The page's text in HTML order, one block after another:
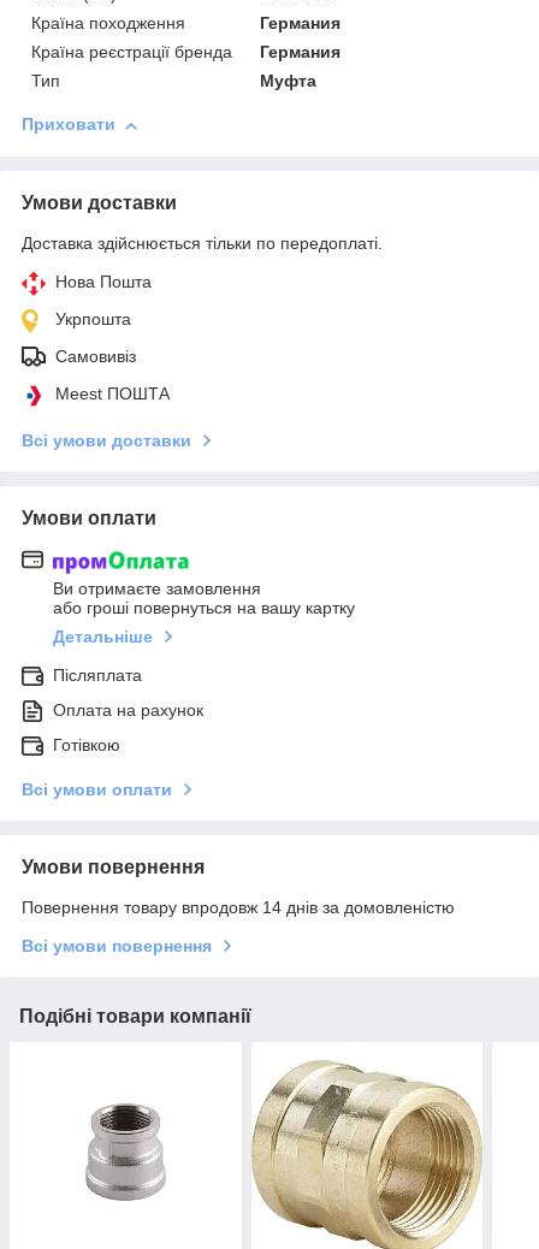
Країна походження
Германия
Країна реєстрації бренда
Германия
Тип
Муфта
Приховати
Умови доставки
Доставка здійснюється тільки по передоплаті.
Нова Пошта
Укрпошта
Самовивіз
Meest ПОШТА
Всі умови доставки
Умови оплати
Ви отримаєте замовлення
або гроші повернуться на вашу картку
Детальніше
Післяплата
Оплата на рахунок
Готівкою
Всі умови оплати
Умови повернення
Повернення товару впродовж 14 днів за домовленістю
Всі умови повернення
Подібні товари компанії